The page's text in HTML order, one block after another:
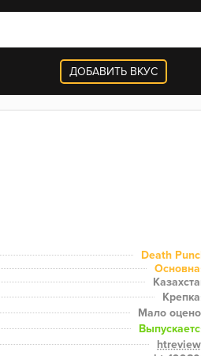
ДОБАВИТЬ ВКУС
Death
Мало